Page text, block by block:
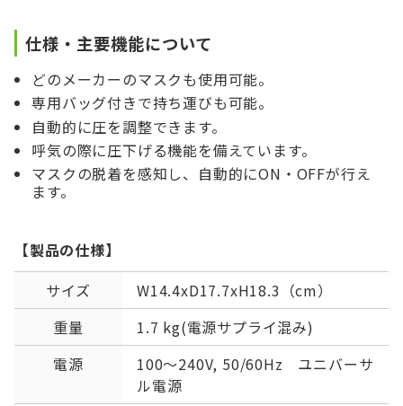
仕様・主要機能について
どのメーカーのマスクも使用可能。
専用バッグ付きで持ち運びも可能。
自動的に圧を調整できます。
呼気の際に圧下げる機能を備えています。
マスクの脱着を感知し、自動的にON・OFFが行え
ます。
【製品の仕様】
サイズ
W14.4xD17.7xH18.3（cm）
重量
1.7 kg(電源サプライ混み)
電源
100～240V, 50/60Hz ユニバーサ
ル電源